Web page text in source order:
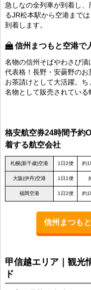
急しなの全列車が到着し
るJR松本駅から空港まで
到着します。
信州まつもと空港で
名物の信州そばやわさび
代表格！長野・安曇野の
お茶請けとして大活躍。
名物として販売されている
格安航空券24時間予約
着する航空会社
札幌(新千歳)空港 1日2便 約1
大阪(伊丹)空港 1日1便
福岡空港 1日2便 約1
信州まつも
甲信越エリア｜観光
ド